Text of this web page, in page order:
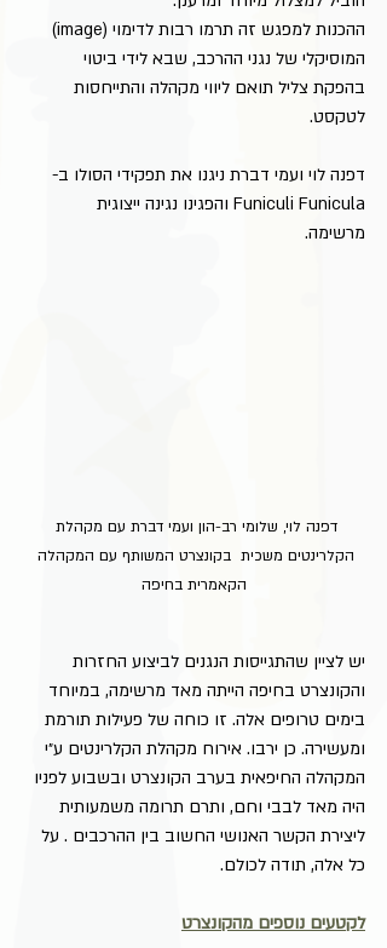
ההכנות למפגש זה תרמו רבות לדימוי (image)
המוסיקלי של נגני ההרכב, שבא לידי ביטוי
בהפקת צליל תואם ליווי מקהלה והתייחסות
לטקסט.
דפנה לוי ועמי דברת ניגנו את תפקידי הסולו ב-
Funiculi Funicula והפגינו נגינה ייצוגית
מרשימה.
דפנה לוי, שלומי רב-הון ועמי דברת עם מקהלת
הקלרינטים משכית  בקונצרט המשותף עם המקהלה
הקאמרית בחיפה
יש לציין שהתגייסות הנגנים לביצוע החזרות
והקונצרט בחיפה הייתה מאד מרשימה, במיוחד
בימים טרופים אלה. זו כוחה של פעילות תורמת
ומעשירה. כן ירבו. אירוח מקהלת הקלרינטים ע״י
המקהלה החיפאית בערב הקונצרט ובשבוע לפניו
היה מאד לבבי וחם, ותרם תרומה משמעותית
ליצירת הקשר האנושי החשוב בין ההרכבים . על
כל אלה, תודה לכולם.
לקטעים נוספים מהקונצרט